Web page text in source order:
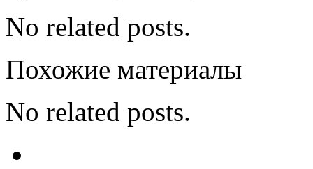
No related posts.
Похожие материалы
No related posts.